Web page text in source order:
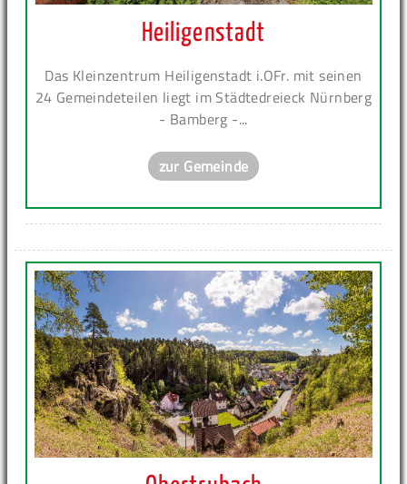
Heiligenstadt
Das Kleinzentrum Heiligenstadt i.OFr. mit seinen
24 Gemeindeteilen liegt im Städtedreieck Nürnberg
- Bamberg -...
zur Gemeinde